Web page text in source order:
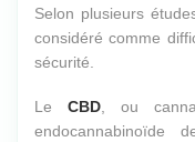
Selon plusieurs
considéré comme
sécurité.
LeCBD, ou
endocannabinoïde